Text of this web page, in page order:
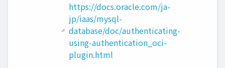
https://docs.oracle.com/ja-
jp/iaas/mysql-
database/doc/authenticating-
using-authentication_oci-
plugin.html